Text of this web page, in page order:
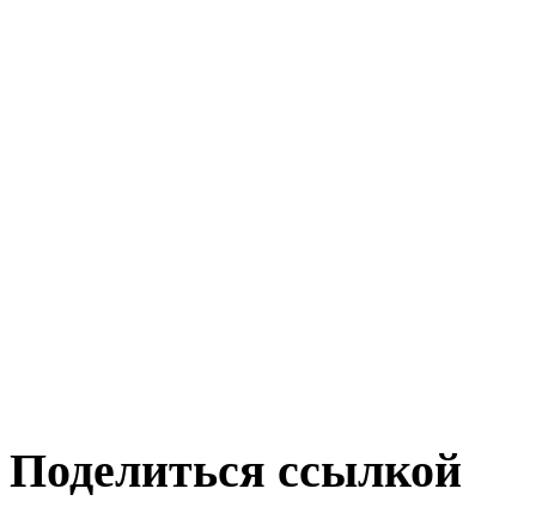
Поделиться ссылкой